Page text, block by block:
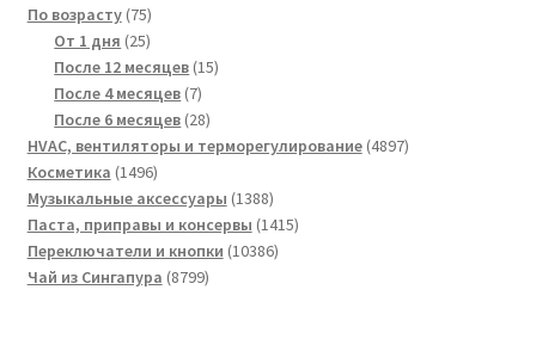
По возрасту 7575
товаров
От 1 дня 2525
товаров
После 12 месяцев 1515
После 4 месяцев 77
товаров
После 6 месяцев 2828
товаров
HVAC, вентиляторы и терморегулирование 48974897
Косметика 14961496
товаров
Музыкальные аксессуары 13881388
товаров
Паста, приправы и консервы 14151415
Переключатели и кнопки 1038610386
Чай из Сингапура 87998799